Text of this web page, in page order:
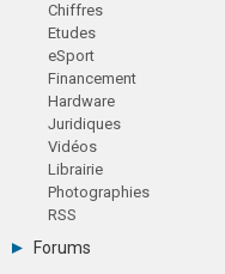
Hard. / Accessoires (10)
Middlewares (15)
Prestataires (99)
Assoc. / Syndicats (21)
Formations / Ecoles (46)
Presse spécialisée (17)
Chiffres
Etudes
eSport
Financement
Hardware
Juridiques
Vidéos
Librairie
Photographies
RSS
Forums